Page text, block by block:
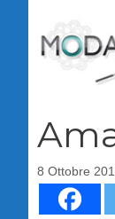
contenuto
8 Ottobre